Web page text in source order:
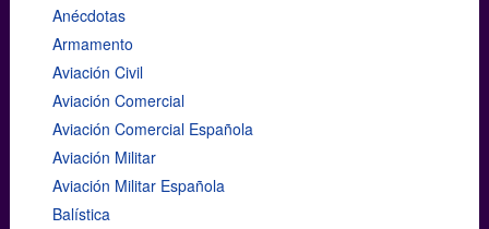
Anécdotas
Armamento
Aviación Civil
Aviación Comercial
Aviación Comercial Española
Aviación Militar
Aviación Militar Española
Balística